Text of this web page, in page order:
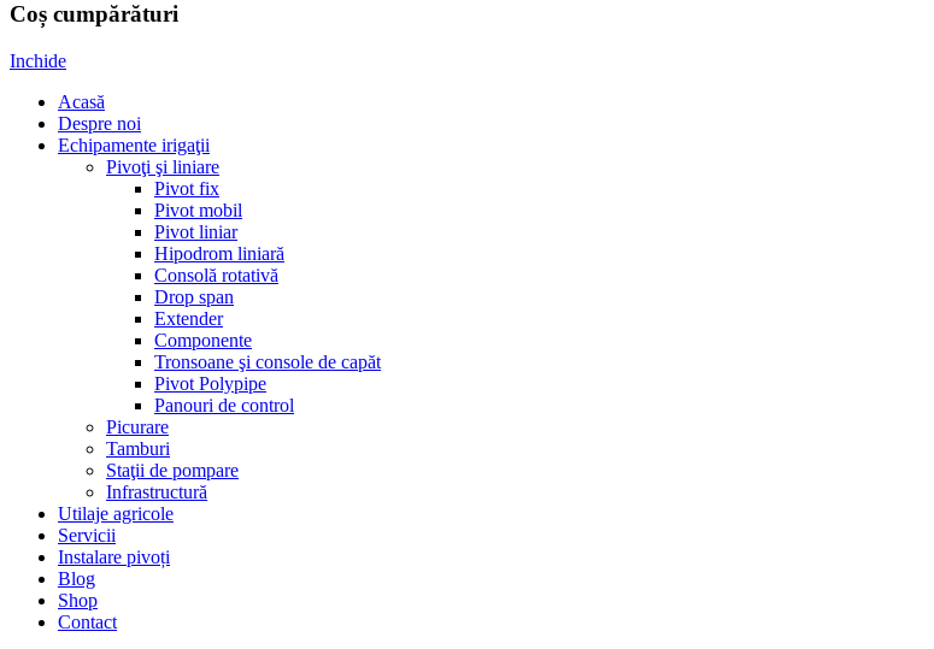
Coș cumpărături
Inchide
Acasă
Despre noi
Echipamente irigaţii
Pivoţi şi liniare
Pivot fix
Pivot mobil
Pivot liniar
Hipodrom liniară
Consolă rotativă
Drop span
Extender
Componente
Tronsoane şi console de capăt
Pivot Polypipe
Panouri de control
Picurare
Tamburi
Staţii de pompare
Infrastructură
Utilaje agricole
Servicii
Instalare pivoți
Blog
Shop
Contact